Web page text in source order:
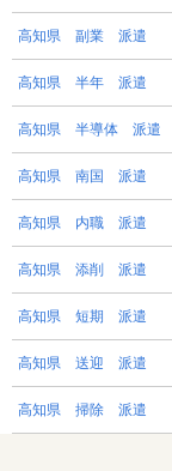
高知県 副業 派遣
高知県 半年 派遣
高知県 半導体 派遣
高知県 南国 派遣
高知県 内職 派遣
高知県 添削 派遣
高知県 短期 派遣
高知県 送迎 派遣
高知県 掃除 派遣